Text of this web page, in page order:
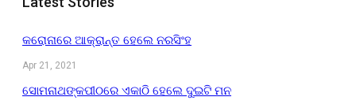
କରୋନାରେ ଆକ୍ରାନ୍ତ ହେଲେ ନରସିଂହ
Apr 21, 2021
ସୋମନାଥଙ୍କପୀଠରେ ଏକାଠି ହେଲେ ଦୁଇଟି ମନ